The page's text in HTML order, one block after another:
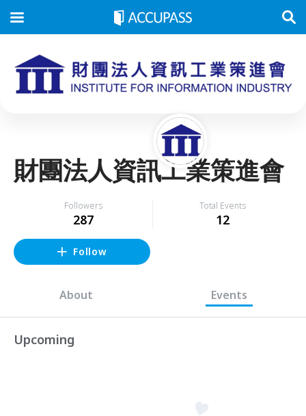
財團法人資訊工業策進會
Followers
287
Total Events
12
Follow
About Events
Upcoming